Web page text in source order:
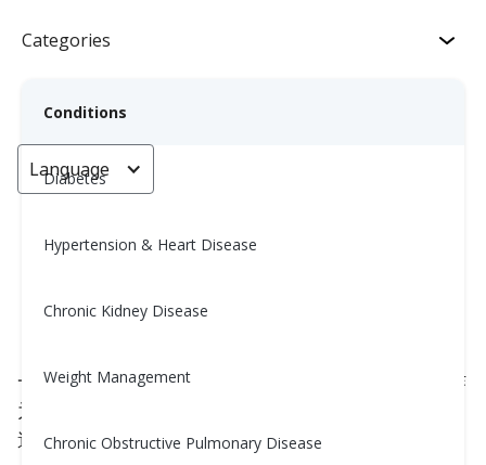
Categories
Conditions
Diabetes
Hypertension & Heart Disease
Chronic Kidney Disease
Weight Management
Chronic Obstructive Pulmonary Disease
Language
最健康的三明治
Nina Ghamrawi, MS, RD, CDE
一个精心制作的三明治可以成为营养的强大源泉。作
为营养师和糖尿病专家，这里有
遵循，让你的三明治既均衡又有利于血糖